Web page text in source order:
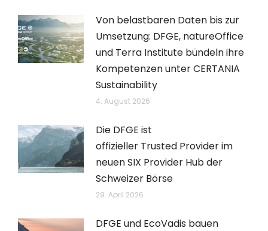
Von belastbaren Daten bis zur
Umsetzung: DFGE, natureOffice
und Terra Institute bündeln ihre
Kompetenzen unter CERTANIA
Sustainability
4. August 2026
Die DFGE ist
offizieller Trusted Provider im
neuen SIX Provider Hub der
Schweizer Börse
29. April 2026
DFGE und EcoVadis bauen